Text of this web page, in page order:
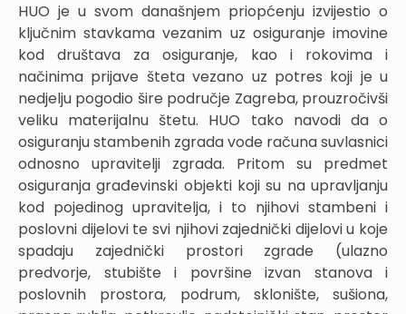
HUO je u svom današnjem priopćenju izvijestio o
ključnim stavkama vezanim uz osiguranje imovine
kod društava za osiguranje, kao i rokovima i
načinima prijave šteta vezano uz potres koji je u
nedjelju pogodio šire područje Zagreba, prouzročivši
veliku materijalnu štetu. HUO tako navodi da o
osiguranju stambenih zgrada vode računa suvlasnici
odnosno upravitelji zgrada. Pritom su predmet
osiguranja građevinski objekti koji su na upravljanju
kod pojedinog upravitelja, i to njihovi stambeni i
poslovni dijelovi te svi njihovi zajednički dijelovi u koje
spadaju zajednički prostori zgrade (ulazno
predvorje, stubište i površine izvan stanova i
poslovnih prostora, podrum, sklonište, sušiona,